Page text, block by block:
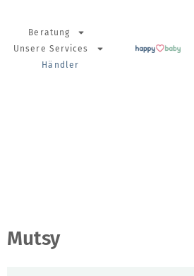
Beratung
Unsere Services
Händler
Mutsy